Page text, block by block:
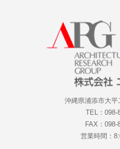
沖縄県浦添市大平
TEL：098-
FAX：098-
営業時間：